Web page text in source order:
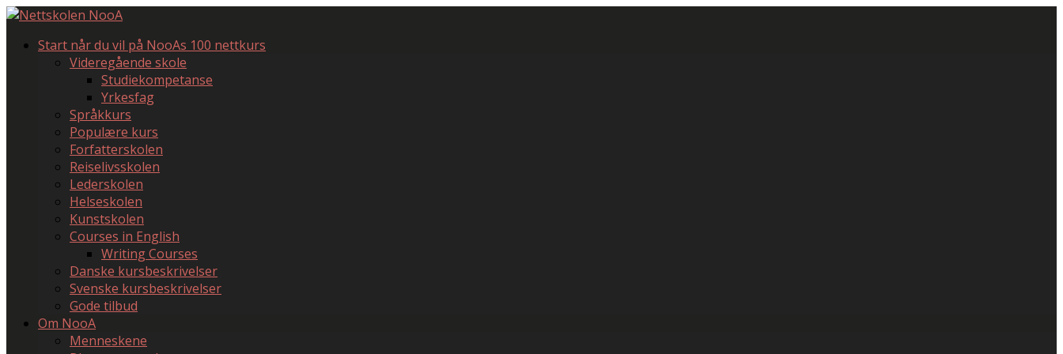
Start når du vil på NooAs 100 nettkurs
Videregående skole
Studiekompetanse
Yrkesfag
Språkkurs
Populære kurs
Forfatterskolen
Reiselivsskolen
Lederskolen
Helseskolen
Kunstskolen
Courses in English
Writing Courses
Danske kursbeskrivelser
Svenske kursbeskrivelser
Gode tilbud
Om NooA
Menneskene